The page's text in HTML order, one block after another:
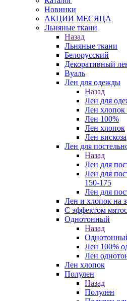
Новинки
АКЦИИ МЕСЯЦА
Льняные ткани
Назад
Льняные ткани
Белорусский
Декоративный
Вуаль
Лен для одежды
Назад
Лен для
Лен хлопок
Лен 100%
Лен хлопок
Лен вискоза
Лен для
Назад
Лен для
Лен для
150-175
Лен для
Лен и хлопок на
С эффектом
Однотонный
Назад
Лен 100%
Лен
Лен хлопок
Полулен
Назад
Полулен